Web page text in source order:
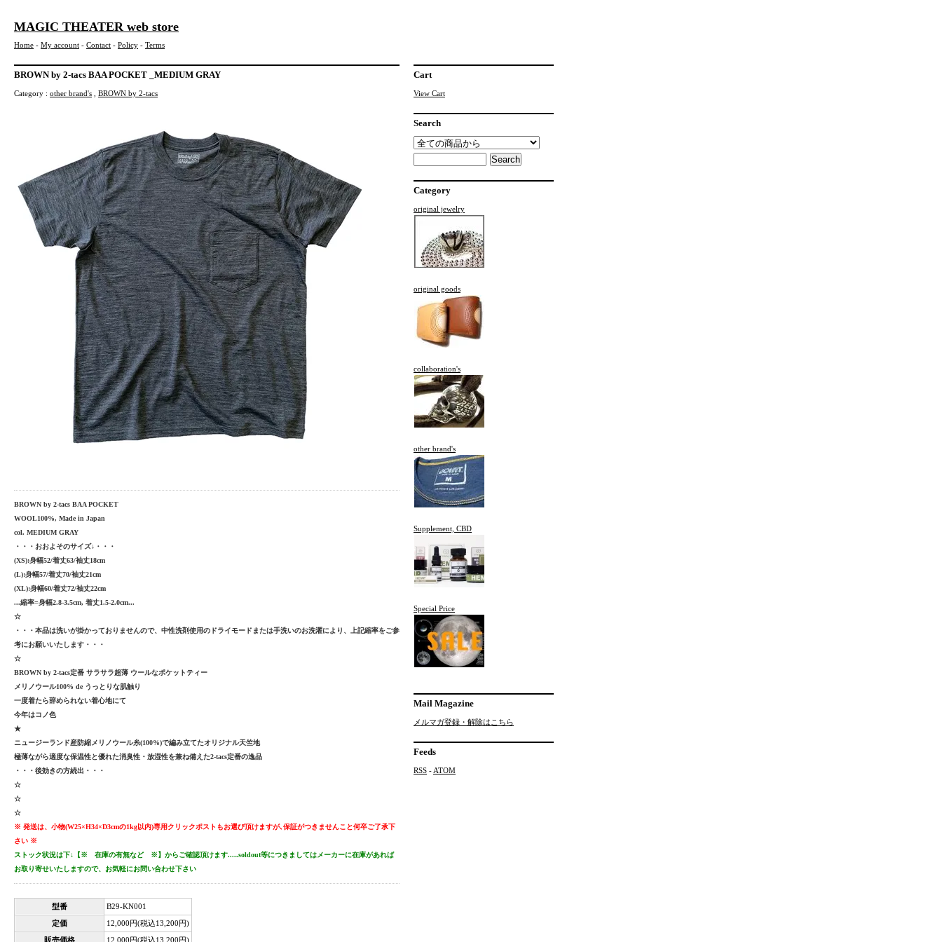
MAGIC THEATER web store
Home - My account - Contact - Policy - Terms
BROWN by 2-tacs BAA POCKET _MEDIUM GRAY
Category : other brand's BROWN by 2-tacs
BROWN by 2-tacs BAA POCKET
WOOL100%, Made in Japan
col. MEDIUM GRAY
・・・おおよそのサイズ↓・・・
(XS):身幅52/着丈63/袖丈18cm
(L):身幅57/着丈70/袖丈21cm
(XL):身幅60/着丈72/袖丈22cm
...縮率=身幅2.8-3.5cm, 着丈1.5-2.0cm...
☆
・・・本品は洗いが掛かっておりませんので、中性洗剤使用のドライモードまたは手洗いのお洗濯により、上記縮率をご参
考にお願いいたします・・・
☆
BROWN by 2-tacs定番 サラサラ超薄 ウールなポケットティー
メリノウール100% de うっとりな肌触り
一度着たら辞められない着心地にて
今年はコノ色
★
ニュージーランド産防縮メリノウール糸(100%)で編み立てたオリジナル天竺地
極薄ながら適度な保温性と優れた消臭性・放湿性を兼ね備えた2-tacs定番の逸品
・・・後効きの方続出・・・
☆
☆
☆
※ 発送は、小物(W25×H34×D3cmの1kg以内)専用クリックポストもお選び頂けますが､保証がつきませんこと何卒ご了承下
さい ※
ストック状況は下↓【※ 在庫の有無など ※】からご確認頂けます.....soldout等につきましてはメーカーに在庫があれば
お取り寄せいたしますので、お気軽にお問い合わせ下さい
型番
B29-KN001
定価
12,000円(税込13,200円)
販売価格
12,000円(税込13,200円)
Cart
View Cart
Search
Category
original jewelry
original goods
collaboration's
other brand's
Supplement, CBD
Special Price
Mail Magazine
メルマガ登録・解除はこちら
Feeds
RSS - ATOM